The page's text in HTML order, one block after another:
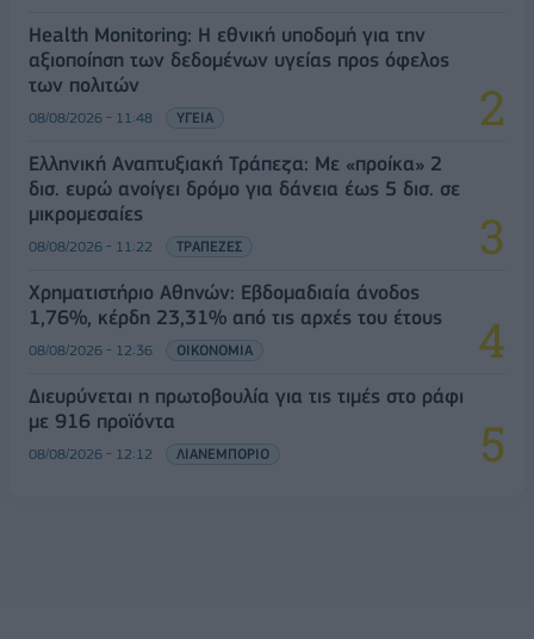
Health Monitoring: Η εθνική υποδομή για την
αξιοποίηση των δεδομένων υγείας προς όφελος
των πολιτών
08/08/2026 - 11:48 ΥΓΕΙΑ
Ελληνική Αναπτυξιακή Τράπεζα: Με «προίκα» 2
δισ. ευρώ ανοίγει δρόμο για δάνεια έως 5 δισ. σε
μικρομεσαίες
08/08/2026 - 11:22 ΤΡΑΠΕΖΕΣ
Χρηματιστήριο Αθηνών: Εβδομαδιαία άνοδος
1,76%, κέρδη 23,31% από τις αρχές του έτους
08/08/2026 - 12:36 ΟΙΚΟΝΟΜΙΑ
Διευρύνεται η πρωτοβουλία για τις τιμές στο ράφι
με 916 προϊόντα
08/08/2026 - 12:12 ΛΙΑΝΕΜΠΟΡΙΟ